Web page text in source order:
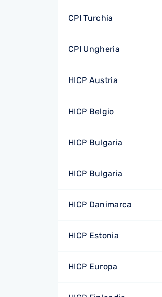
CPI Turchia
CPI Ungheria
HICP Austria
HICP Belgio
HICP Bulgaria
HICP Bulgaria
HICP Danimarca
HICP Estonia
HICP Europa